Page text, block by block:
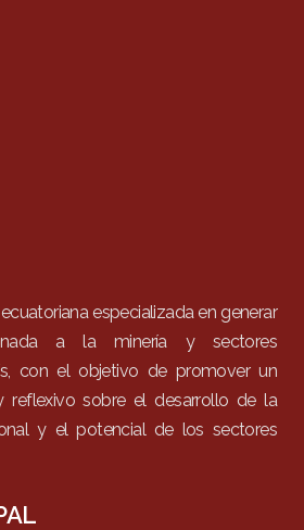
especializada en generar
a la minería y sectores
con el objetivo de promover un
reflexivo sobre el desarrollo de la
y el potencial de los sectores